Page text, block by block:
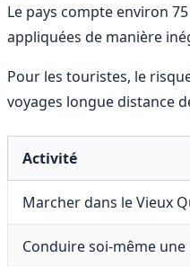
Le pays compte environ
appliquées de manière
Pour les touristes, le
voyages longue distance
Activité
Marcher dans le Vieux
Conduire soi-même une